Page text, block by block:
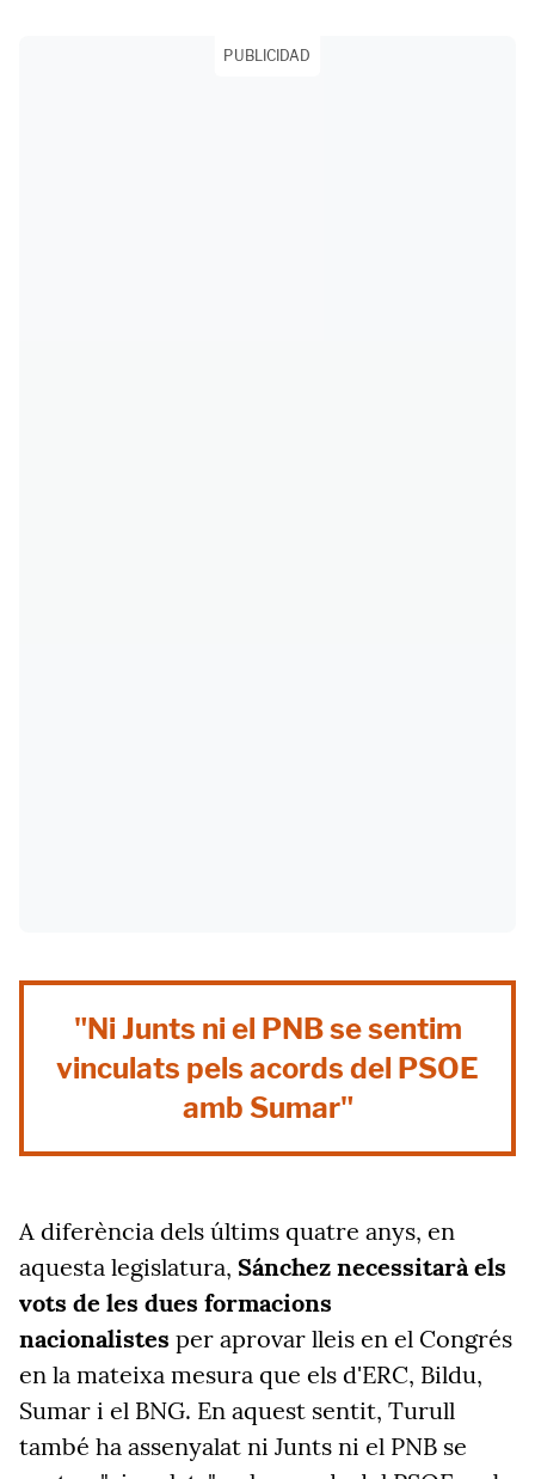
PUBLICIDAD
"Ni Junts ni el PNB se sentim
vinculats pels acords del PSOE
amb Sumar"
A diferència dels últims quatre anys, en
aquesta legislatura, Sánchez necessitarà els
vots de les dues formacions
nacionalistes per aprovar lleis en el Congrés
en la mateixa mesura que els d'ERC, Bildu,
Sumar i el BNG. En aquest sentit, Turull
també ha assenyalat ni Junts ni el PNB se